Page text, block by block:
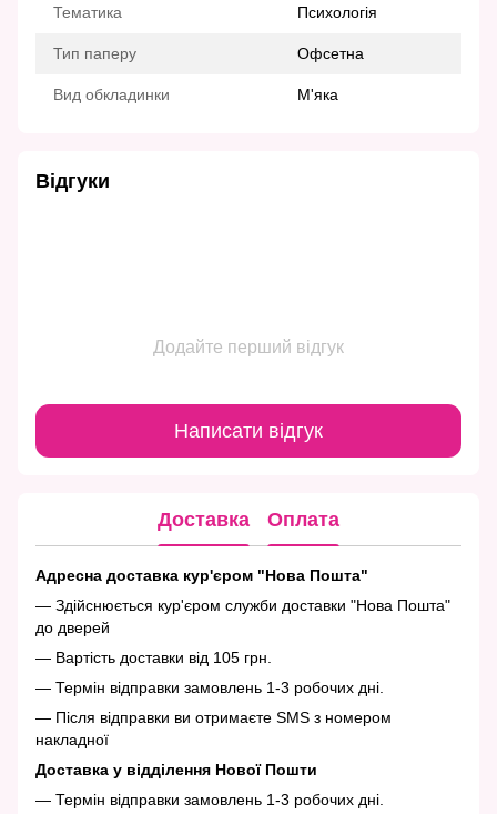
Тематика Психологія
Тип паперу Офсетна
Вид обкладинки М'яка
Відгуки
Додайте перший відгук
Написати відгук
Доставка Оплата
Адресна доставка кур'єром "Нова Пошта"
— Здійснюється кур'єром служби доставки "Нова Пошта"
до дверей
— Вартість доставки від 105 грн.
— Термін відправки замовлень 1-3 робочих дні.
— Після відправки ви отримаєте SMS з номером
накладної
Доставка у відділення Нової Пошти
— Термін відправки замовлень 1-3 робочих дні.